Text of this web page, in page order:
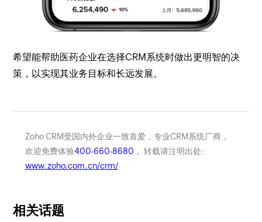
希望能帮助医药企业在选择CRM系统时做出更明智的决
策，以实现其业务目标和长远发展。
Zoho CRM受国内外企业一致喜爱，专业CRM系统厂商，
欢迎免费体验400-660-8680 ， 转载请注明出处:
www.zoho.com.cn/crm/
相关话题